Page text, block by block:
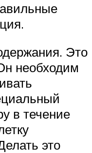
Это
необходим
в течение
это